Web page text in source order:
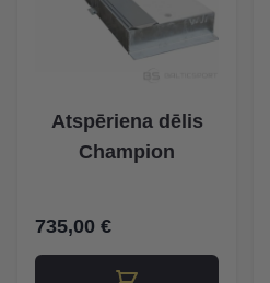
Atspēriena dēlis
Champion
735,00 €